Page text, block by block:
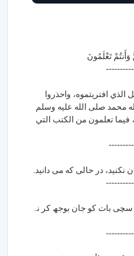
الذي افتريتموه، واحذروا
محمد صلى الله عليه وسلم
فيما تعلمون من الكتب التي
سچی بات کو جان بوجھ کر نہ